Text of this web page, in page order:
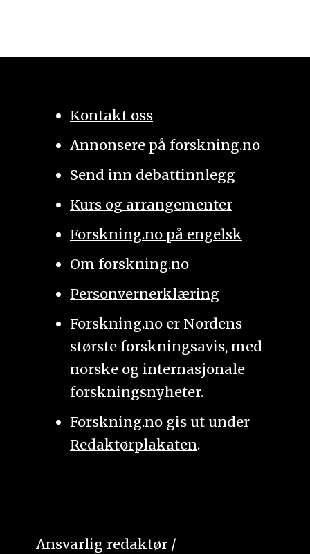
Kontakt oss
Annonsere på forskning.no
Send inn debattinnlegg
Kurs og arrangementer
Forskning.no på engelsk
Om forskning.no
Personvernerklæring
Forskning.no er Nordens
største forskningsavis, med
norske og internasjonale
forskningsnyheter.
Forskning.no gis ut under
Redaktørplakaten.
Ansvarlig redaktør /